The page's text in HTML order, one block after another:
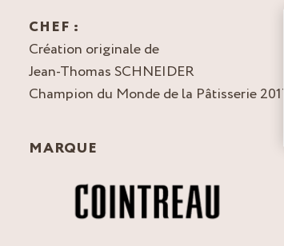
CHEF :
Création originale de
Jean-Thomas SCHNEIDER
Champion du Monde de la Pâtisserie 2017
MARQUE